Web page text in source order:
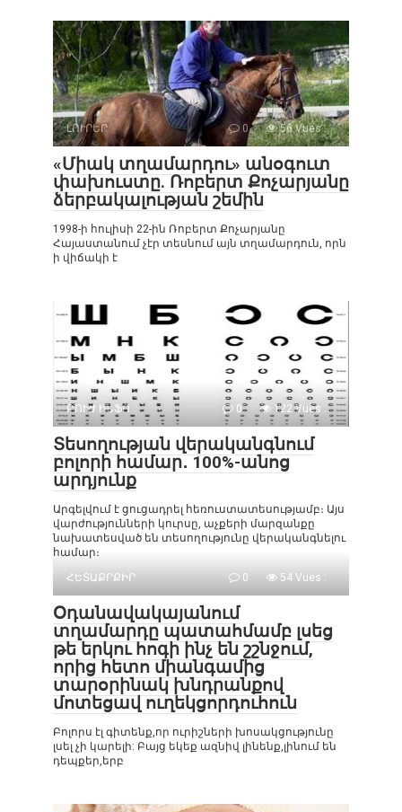
ԼՈՒՐԵՐ 0 56 Vues :
«Միակ տղամարդու» անօգուտ
փախուստը. Ռոբերտ Քոչարյանը
ձերբակալության շեմին
1998-ի հուլիսի 22-ին Ռոբերտ Քոչարյանը
Հայաստանում չէր տեսնում այն տղամարդուն, որն
ի վիճակի է
ԲՈՒԺ ԻՆՖՈ 0 122 Vues :
Տեսողության վերականգնում
բոլորի համար․ 100%-անոց
արդյունք
Արգելվում է ցուցադրել հեռուստատեսությամբ։ Այս
վարժությունների կուրսը, աչքերի մարզանքը
նախատեսված են տեսողությունը վերականգնելու
համար։
ՀԵՏԱՔՐՔԻՐ
0 54 Vues :
Օդանավակայանում
տղամարդը պատահմամբ լսեց
թե երկու հոգի ինչ են շշնջում,
որից հետո միանգամից
տարօրինակ խնդրանքով
մոտեցավ ուղեկցորդուհուն
Բոլորս էլ գիտենք,որ ուրիշների խոսակցությունը
լսել չի կարելի: Բայց եկեք ազնիվ լինենք,լինում են
դեպքեր,երբ